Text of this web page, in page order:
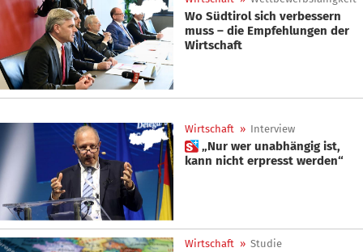
Wo Südtirol sich verbessern
muss – die Empfehlungen der
Wirtschaft
Wirtschaft » Interview
 „Nur wer unabhängig ist,
kann nicht erpresst werden“
Wirtschaft » Studie